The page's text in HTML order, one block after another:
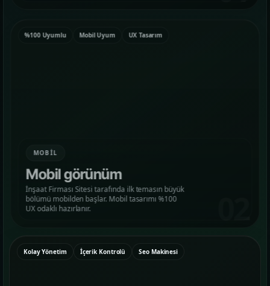
Web, yazılım, mobil ve pazarlama hizmetlerini
Mobil Uygulama Kodlama
MOBIL ÜRÜN
MOBIL
Mobil görünüm
İnşaat Firması Sitesi tarafında ilk temasın büyük
bölümü mobilden başlar. Mobil tasarımı %100
UX odaklı hazırlanır.
%100 Uyumlu Mobil Uyum UX Tasarım
Kolay Yönetim İçerik Kontrolü Seo Makinesi